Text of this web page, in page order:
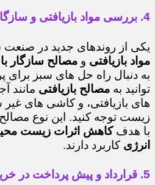
4. بررسی مواد بازیافتی و سازگار با محیط زیست
یکی از روندهای جدید در صنعت
مواد بازیافتی و مصالح سازگار
به دنبال راه حل های سبز برای
توانید به مصالح بازیافتی مانند
های بازیافتی، و کاشی های
زیست توجه کنید. این نوع
با هدفکاهش اثرات زیست
انرژی کاربرد دارند.
5. قرارداد و پیش پرداخت در خرید مصالح